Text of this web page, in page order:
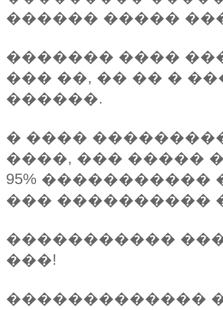
������ �����
������� ����
��� ��, �� �� �
������.
� ����
����, ��� �����
95%
��� ����������
�����������
���!
�������������